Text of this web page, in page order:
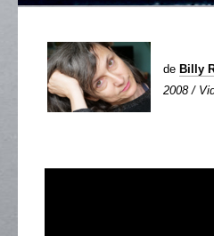
de Billy
2008 /